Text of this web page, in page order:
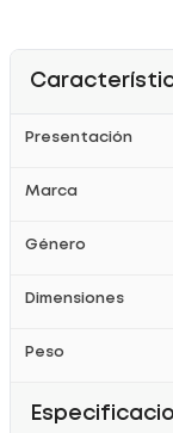
Presentación
Marca
Género
Dimensiones
Peso